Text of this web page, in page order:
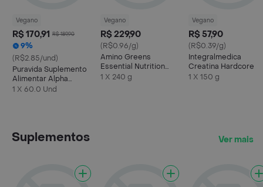
Vegano
R$ 170,91 R$ 189,90
9%
(R$2.85/und)
Puravida Suplemento
Alimentar Alpha
Women Premium
1 X 60.0 Und
Vegano
R$ 229,90
(R$0.96/g)
Amino Greens
Essential Nutrition
240g
1 X 240 g
Vegano
R$ 57,90
(R$0.39/g)
Integralmedica
Creatina Hardcore
1 X 150 g
Suplementos Ver mais